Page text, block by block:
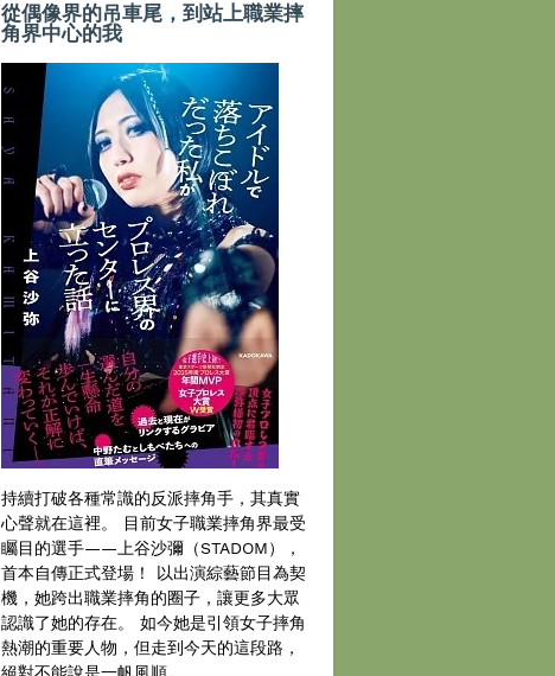
從偶像界的吊車尾，到站上職業摔
角界中心的我
持續打破各種常識的反派摔角手，其真實
心聲就在這裡。 目前女子職業摔角界最受
矚目的選手——上谷沙彌（STADOM），
首本自傳正式登場！ 以出演綜藝節目為契
機，她跨出職業摔角的圈子，讓更多大眾
認識了她的存在。 如今她是引領女子摔角
熱潮的重要人物，但走到今天的這段路，